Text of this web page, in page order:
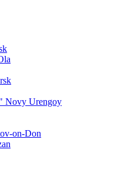
Novy Urengoy
on-Don